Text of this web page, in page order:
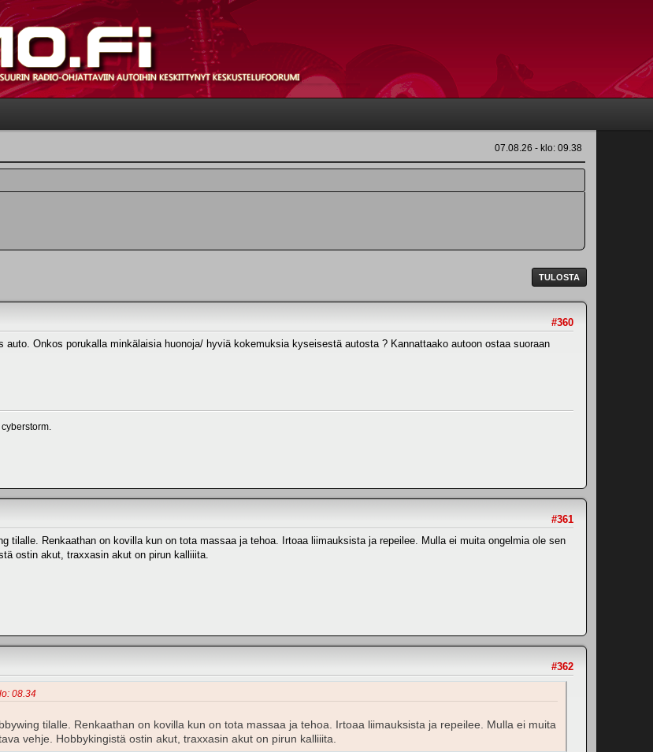
07.08.26 - klo: 09.38
TULOSTA
#360
Onkos porukalla minkälaisia huonoja/ hyviä kokemuksia kyseisestä autosta ? Kannattaako autoon ostaa suoraan
#361
tilalle. Renkaathan on kovilla kun on tota massaa ja tehoa. Irtoaa liimauksista ja repeilee. Mulla ei muita ongelmia ole sen
ostin akut, traxxasin akut on pirun kalliiita.
#362
08.34
tilalle. Renkaathan on kovilla kun on tota massaa ja tehoa. Irtoaa liimauksista ja repeilee. Mulla ei muita
vehje. Hobbykingistä ostin akut, traxxasin akut on pirun kalliiita.